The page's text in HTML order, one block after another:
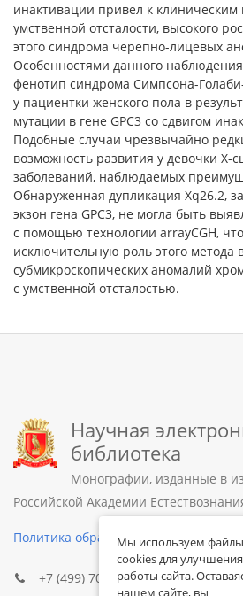
инактивации привел к
умственной отсталости, высокого
этого синдрома черепно-лицевых
Особенностями данного наблюдения
фенотип синдрома Симпсона-
у пациентки женского пола в
мутации в гене GPC3 со сдвигом
Подобные случаи чрезвычайно
возможность развития у девочки Х-
заболеваний, наблюдаемых
Обнаруженная дупликация Xq26.2,
экзон гена GPC3, не могла быть
с помощью технологии arrayCGH,
исключительную роль этого метода
субмикроскопических аномалий
с умственной отсталостью.
Научная
библиотека
Монографии, изданные в
Российской Академии
Политика обработки персональных
+7 (499) 705-72-30
Мы используем файлы
cookies для улучшения
работы сайта.
нашем сайте, вы